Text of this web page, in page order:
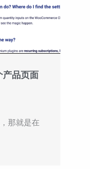
产品页面
那就是在